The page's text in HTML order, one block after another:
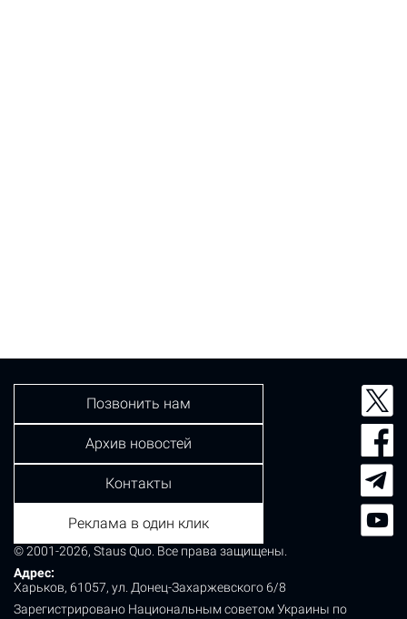
© 2001-2026, Staus Quo. Все права защищены.
Адрес:
Харьков, 61057, ул. Донец-Захаржевского 6/8
Зарегистрировано Национальным советом Украины по
Позвонить нам
Архив новостей
Контакты
Реклама в один клик